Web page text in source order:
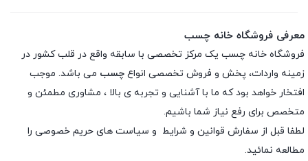
معرفی فروشگاه خانه چسب
فروشگاه خانه چسب یک مرکز تخصصی با سابقه واقع در قلب کشور در
زمینه واردات، پخش و فروش تخصصی انواع چسب می باشد. موجب
افتخار خواهد بود که ما با آشنایی و تجربه ی بالا ، مشاوری مطمئن و
متخصص برای رفع نیاز شما باشیم.
لطفا قبل از سفارش قوانین و شرایط و سیاست های حریم خصوصی را
مطالعه نمائید.